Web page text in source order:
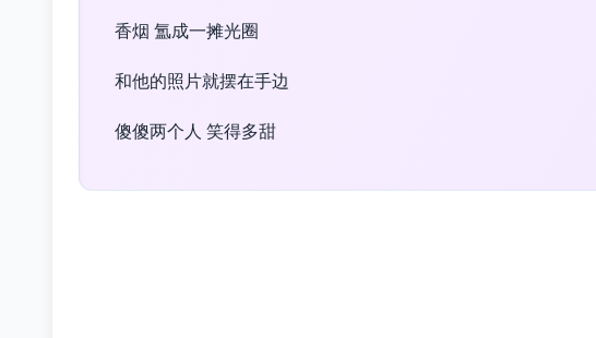
香烟 氲成一摊光圈
和他的照片就摆在手边
傻傻两个人 笑得多甜